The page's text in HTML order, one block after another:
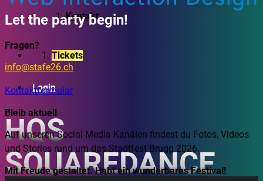
Kontakt
Tickets
Login
HQS
SQUAREDANCE
Let the party begin!
Fragen?
info@stafe26.ch
Kontaktformular
Bleib aktuell
Auf unseren Social Media Kanälen findest du Fotos, Videos
und Stories rund um das Stadtfest Brugg 2026.
Mit Freude gestaltet. Habt ein wunderbares Festival!